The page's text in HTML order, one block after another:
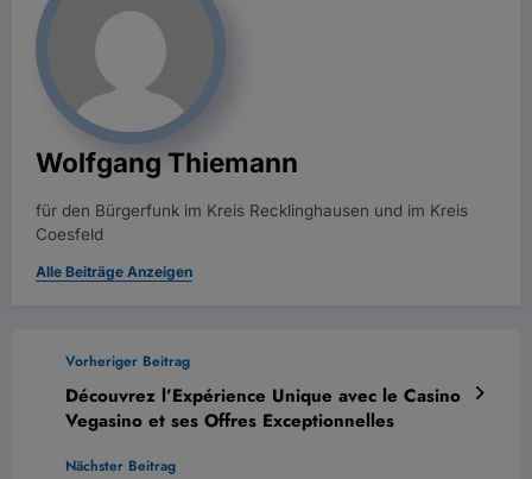
Wolfgang Thiemann
für den Bürgerfunk im Kreis Recklinghausen und im Kreis
Coesfeld
Alle Beiträge Anzeigen
Vorheriger Beitrag
Découvrez l’Expérience Unique avec le Casino
Vegasino et ses Offres Exceptionnelles
Nächster Beitrag